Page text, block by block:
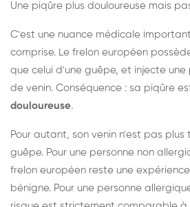
Une piqûre plus douloureuse mais
C'est une nuance médicale
comprise. Le frelon européen
que celui d'une guêpe, et injecte
de venin. Conséquence : sa piqûre
douloureuse.
Pour autant, son venin n'est pas
guêpe. Pour une personne non
frelon européen reste une
bénigne. Pour une personne